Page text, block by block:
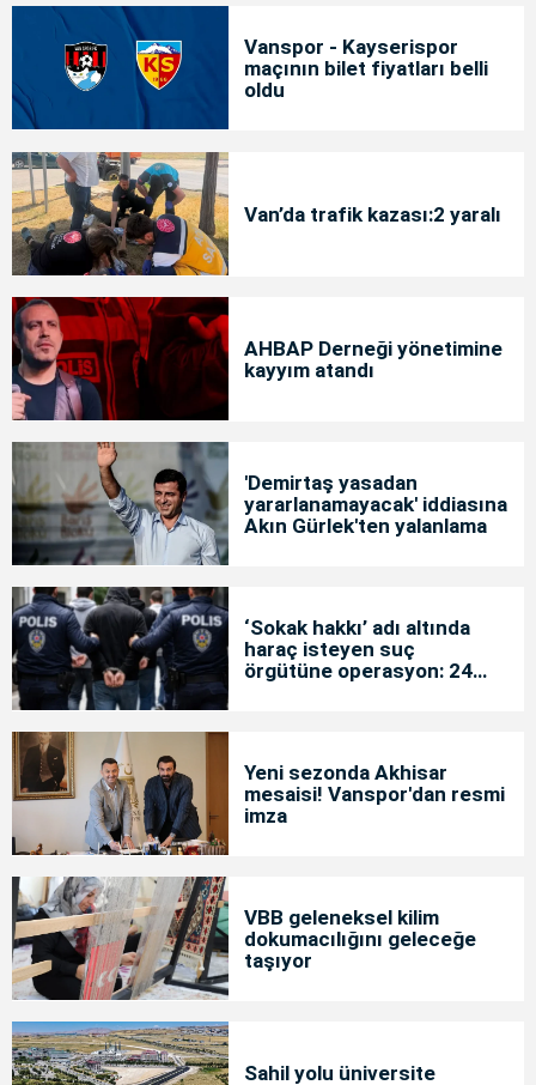
Vanspor - Kayserispor
maçının bilet fiyatları belli
oldu
Van’da trafik kazası:2 yaralı
AHBAP Derneği yönetimine
kayyım atandı
'Demirtaş yasadan
yararlanamayacak' iddiasına
Akın Gürlek'ten yalanlama
‘Sokak hakkı’ adı altında
haraç isteyen suç
örgütüne operasyon: 24
Yeni sezonda Akhisar
mesaisi! Vanspor'dan resmi
imza
VBB geleneksel kilim
dokumacılığını geleceğe
taşıyor
Sahil yolu üniversite